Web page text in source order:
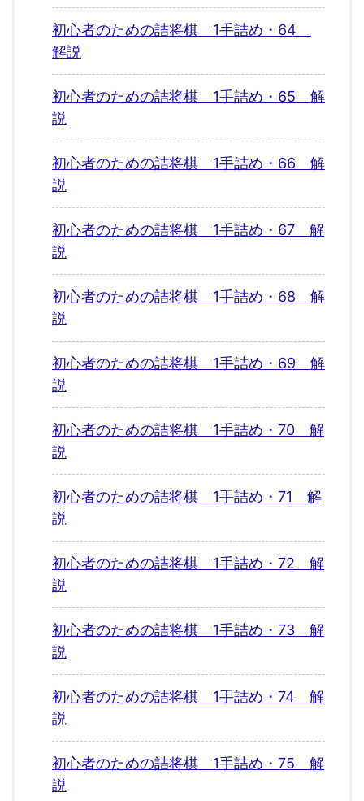
初心者のための詰将棋 1手詰め・64
解説
初心者のための詰将棋 1手詰め・65 解
説
初心者のための詰将棋 1手詰め・66 解
説
初心者のための詰将棋 1手詰め・67 解
説
初心者のための詰将棋 1手詰め・68 解
説
初心者のための詰将棋 1手詰め・69 解
説
初心者のための詰将棋 1手詰め・70 解
説
初心者のための詰将棋 1手詰め・71 解
説
初心者のための詰将棋 1手詰め・72 解
説
初心者のための詰将棋 1手詰め・73 解
説
初心者のための詰将棋 1手詰め・74 解
説
初心者のための詰将棋 1手詰め・75 解
説